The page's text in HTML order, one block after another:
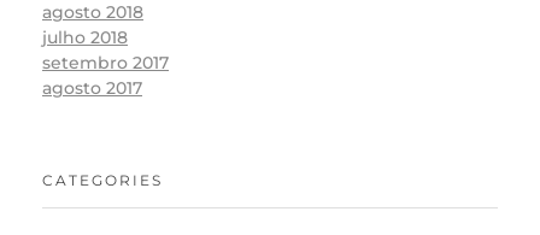
agosto 2018
julho 2018
setembro 2017
agosto 2017
CATEGORIES